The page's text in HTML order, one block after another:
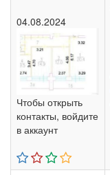
04.08.2024
Чтобы открыть
контакты, войдите
в аккаунт